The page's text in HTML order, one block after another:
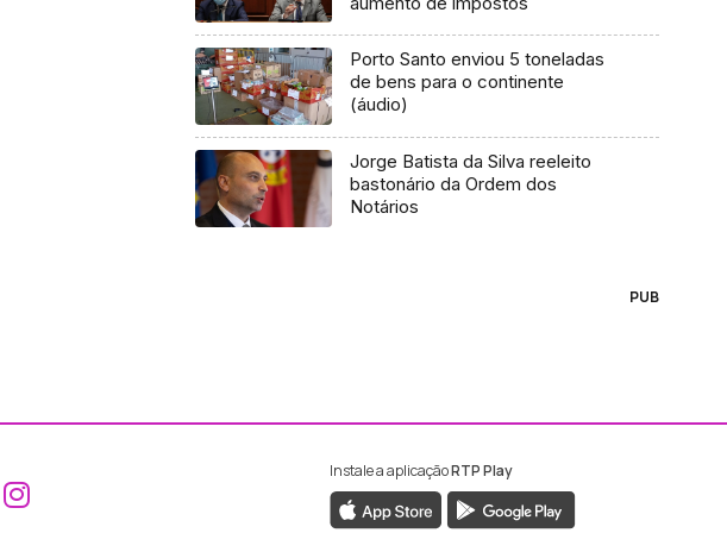
Porto Santo enviou 5 toneladas
de bens para o continente
(áudio)
Jorge Batista da Silva reeleito
bastonário da Ordem dos
Notários
PUB
Aceder ao Facebook da RTP Madeira
Aceder ao Instagram da RTP Madeira
Instale a aplicaçãoRTP Play